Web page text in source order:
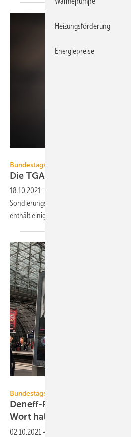
Bundestagswahl 2021
Die TGA-Themen im
18.10.2021 -
Sondierungsgespräche bekanntgemacht.
enthält einige für die TGA relevante
Bundestagswahl 2021
Deneff-Plakatkampagne:
Wort halten
02.10.2021 -
Heizungsförderung
Energiepreise